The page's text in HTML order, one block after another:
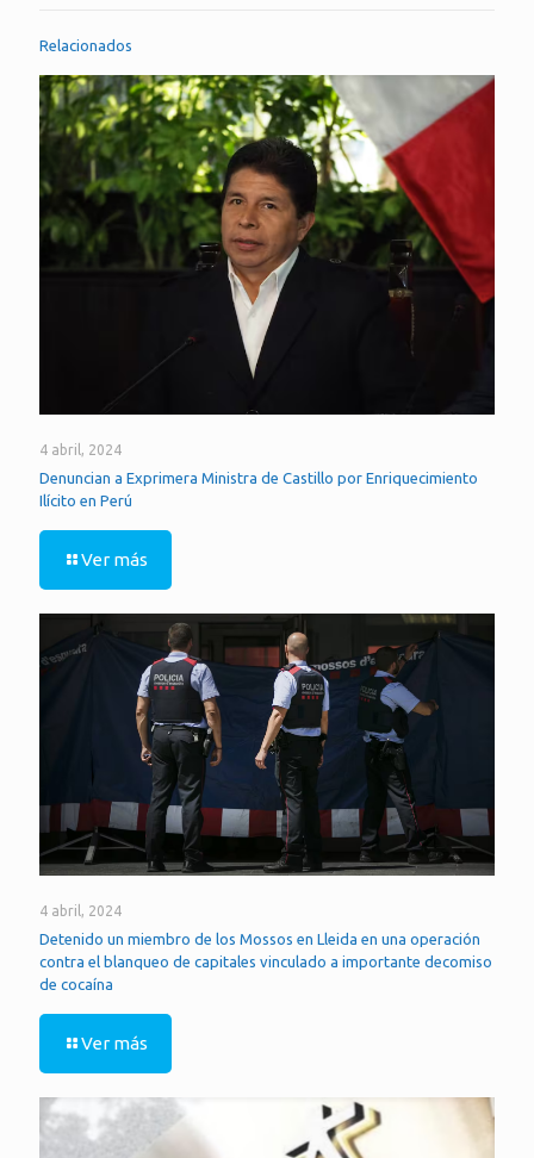
Relacionados
4 abril, 2024
Denuncian a Exprimera Ministra de Castillo por Enriquecimiento
Ilícito en Perú
Ver más
4 abril, 2024
Detenido un miembro de los Mossos en Lleida en una operación
contra el blanqueo de capitales vinculado a importante decomiso
de cocaína
Ver más